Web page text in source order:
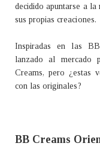
decidido apuntarse a
sus propias creaciones.
Inspiradas en las BB
lanzado al mercado
Creams, pero ¿estas
con las originales?
BB Creams